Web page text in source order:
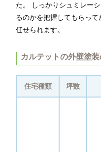
た。 しっかりシュミレー
るのかを把握してもらっ
任せられます。
カルテットの外壁塗
住宅種類 坪数